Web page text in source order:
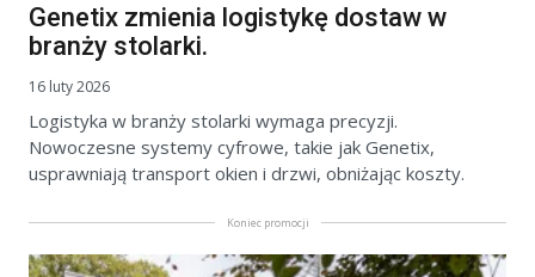
Genetix zmienia logistykę dostaw w
branży stolarki.
16 luty 2026
Logistyka w branży stolarki wymaga precyzji.
Nowoczesne systemy cyfrowe, takie jak Genetix,
usprawniają transport okien i drzwi, obniżając koszty.
Koniec promocji